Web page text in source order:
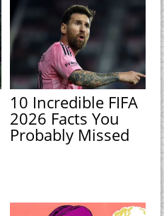
10 Incredible FIFA
2026 Facts You
Probably Missed